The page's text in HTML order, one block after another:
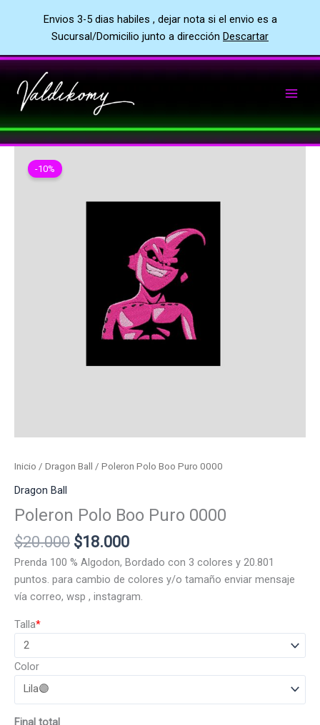
Envios 3-5 dias habiles , dejar nota si el envio es a
Sucursal/Domicilio junto a dirección Descartar
al
contenido
-10%
Inicio / Dragon Ball / Poleron Polo Boo Puro 0000
Dragon Ball
Poleron Polo Boo Puro 0000
$20.000 El
precio
original
era:
$18.000El
precio
actual
es:
Prenda 100 % Algodon, Bordado con 3 colores y 20.801
puntos. para cambio de colores y/o tamaño enviar mensaje
vía correo, wsp , instagram.
*
Talla
Color
Final total